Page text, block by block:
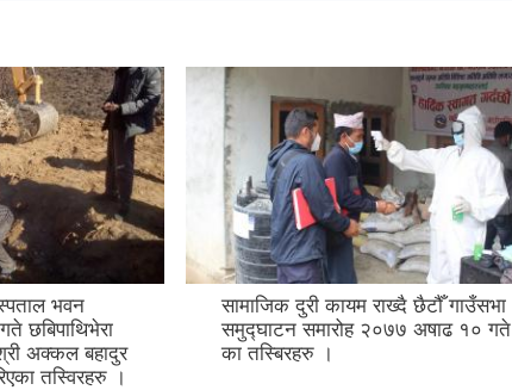
भवन
छबिपाथिभेरा
अक्कल बहादुर
तस्विरहरु ।
सामाजिक दुरी कायम राख्दै छैटौँ गाउँसभा
समुद्घाटन समारोह २०७७ अषाढ १० गते
का तस्बिरहरु ।